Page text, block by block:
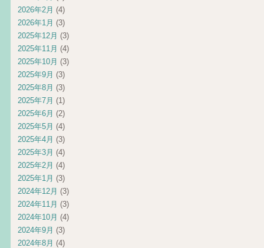
2026年2月 (4)
2026年1月 (3)
2025年12月 (3)
2025年11月 (4)
2025年10月 (3)
2025年9月 (3)
2025年8月 (3)
2025年7月 (1)
2025年6月 (2)
2025年5月 (4)
2025年4月 (3)
2025年3月 (4)
2025年2月 (4)
2025年1月 (3)
2024年12月 (3)
2024年11月 (3)
2024年10月 (4)
2024年9月 (3)
2024年8月 (4)